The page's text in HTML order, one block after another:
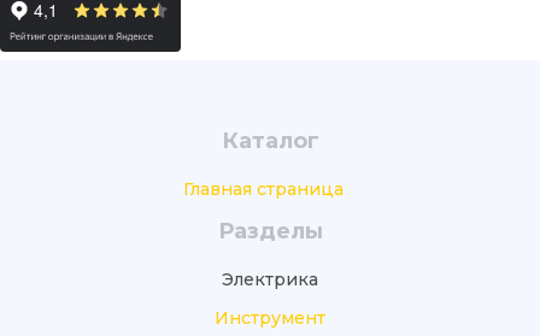
Каталог
Главная страница
Разделы
Электрика
Инструмент